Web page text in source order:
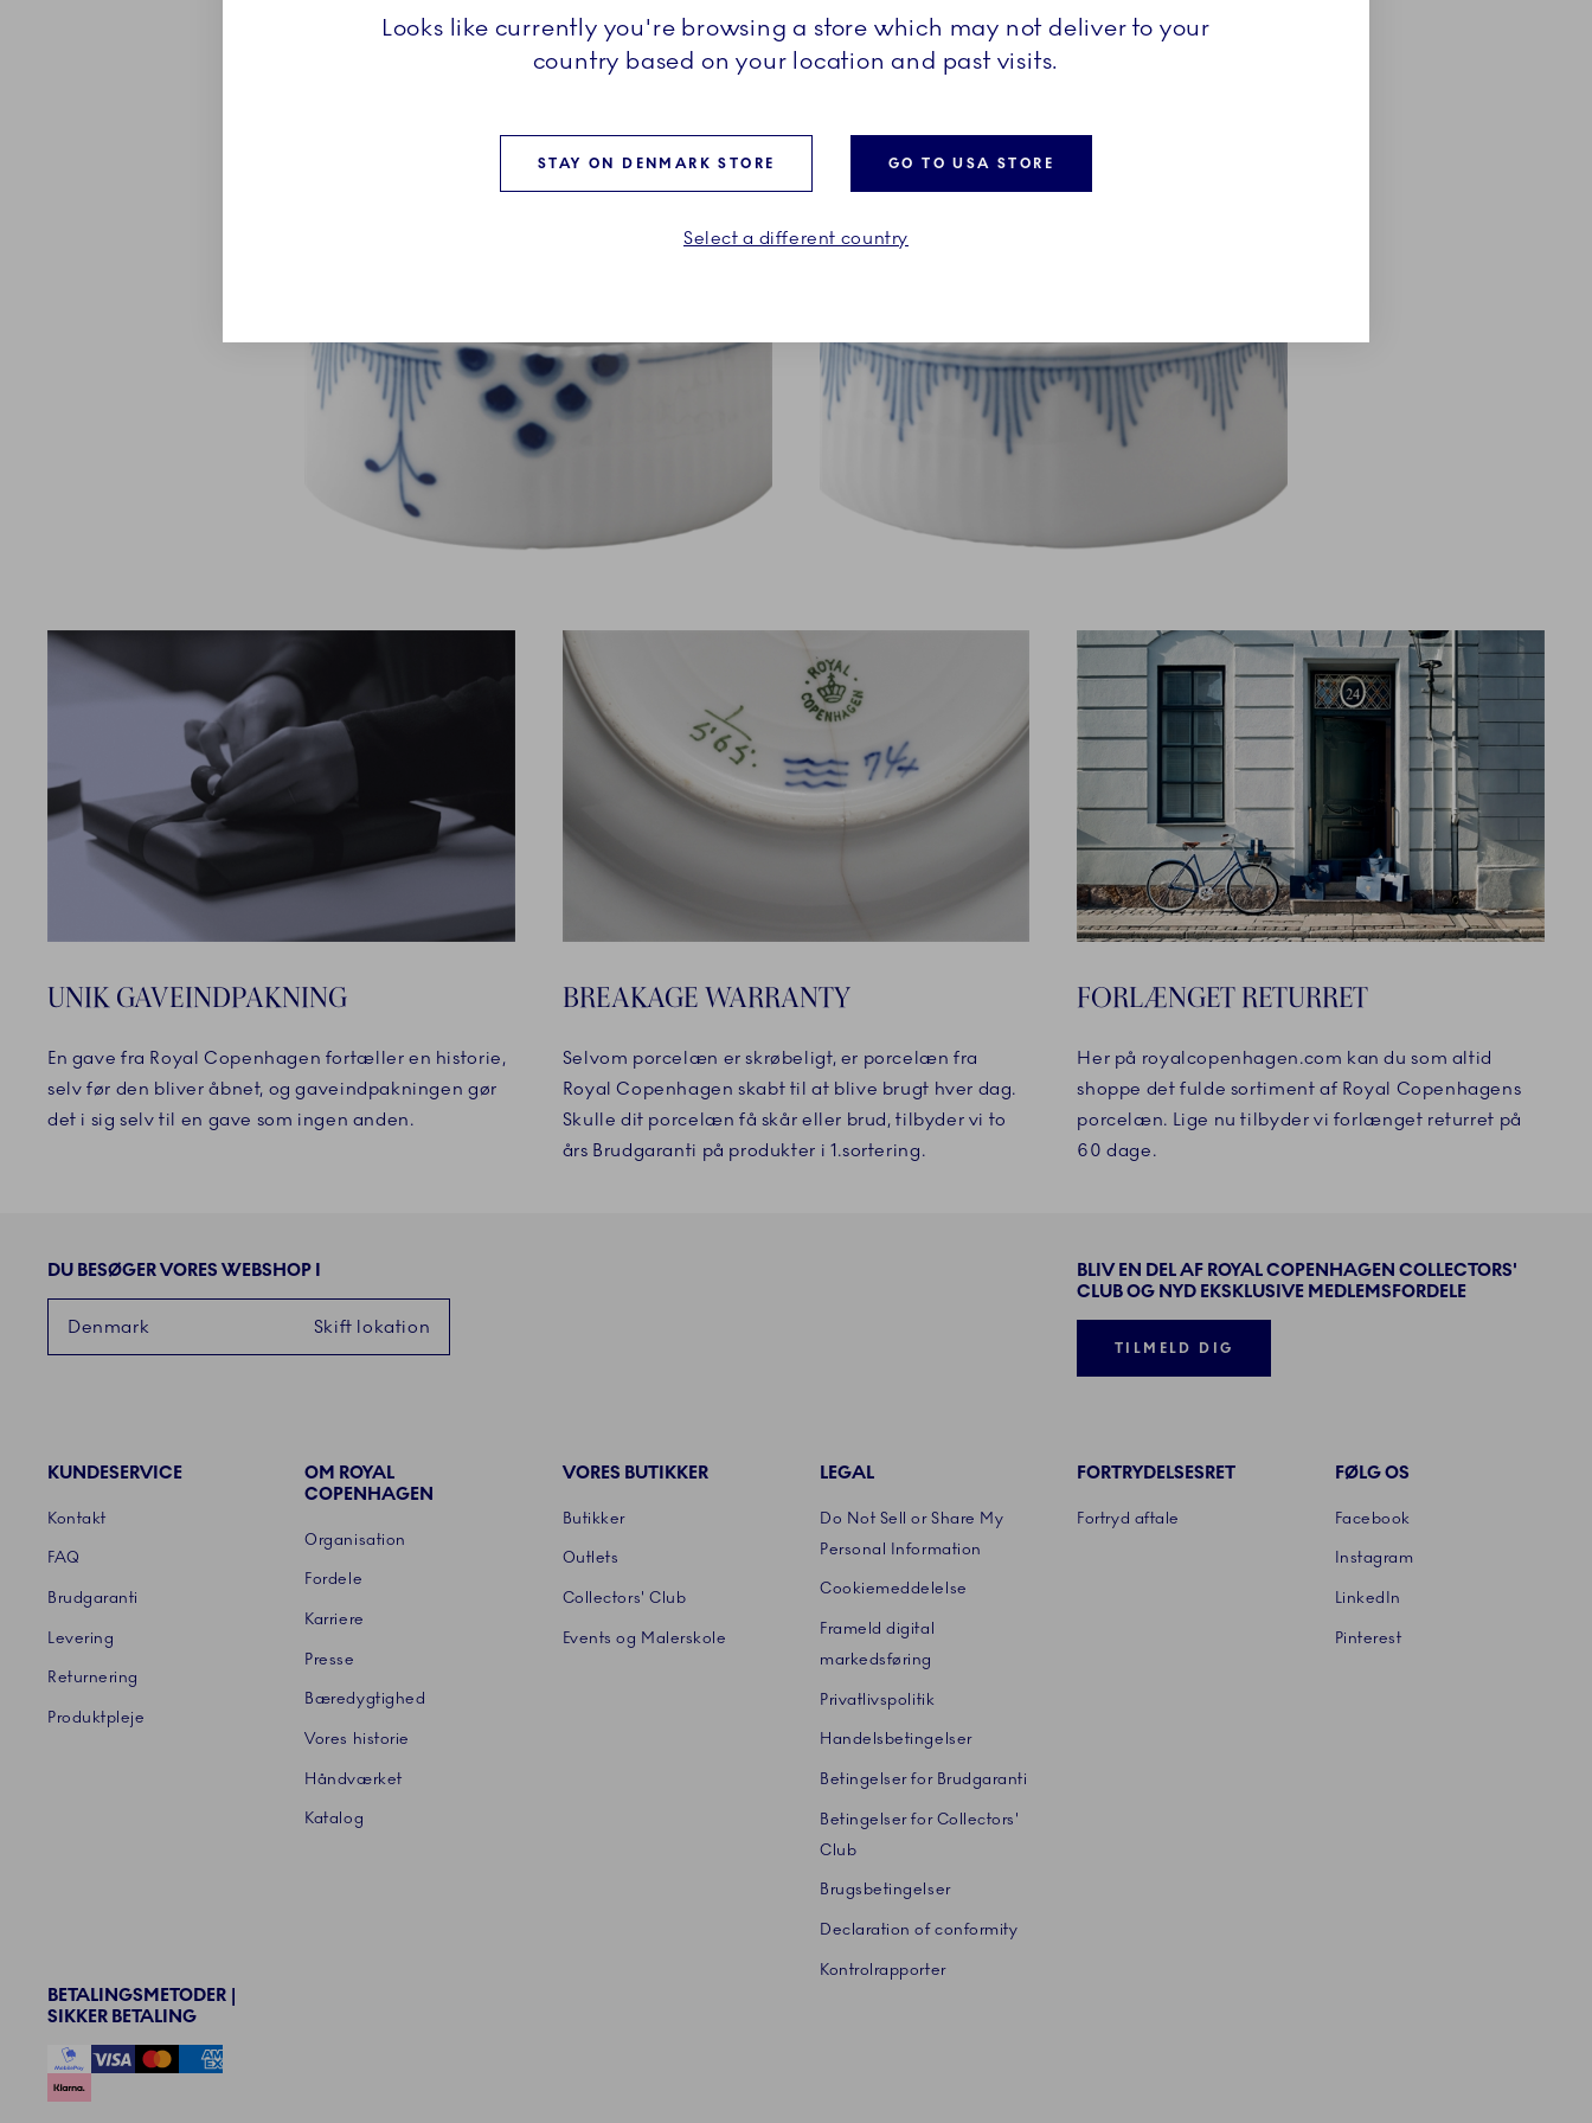
UNIK GAVEINDPAKNING
En gave fra Royal Copenhagen fortæller en historie,
selv før den bliver åbnet, og gaveindpakningen gør
det i sig selv til en gave som ingen anden.
BREAKAGE WARRANTY
Selvom porcelæn er skrøbeligt, er porcelæn fra
Royal Copenhagen skabt til at blive brugt hver dag.
Skulle dit porcelæn få skår eller brud, tilbyder vi to
års Brudgaranti på produkter i 1.sortering.
FORLÆNGET RETURRET
Her på royalcopenhagen.com kan du som altid
shoppe det fulde sortiment af Royal Copenhagens
porcelæn. Lige nu tilbyder vi forlænget returret på
60 dage.
DU BESØGER VORES WEBSHOP I
Denmark Skift lokation
BLIV EN DEL AF ROYAL COPENHAGEN COLLECTORS'
CLUB OG NYD EKSKLUSIVE MEDLEMSFORDELE
TILMELD DIG
KUNDESERVICE
Kontakt
FAQ
Brudgaranti
Levering
Returnering
Produktpleje
OM ROYAL
COPENHAGEN
Organisation
Fordele
Karriere
Presse
Bæredygtighed
Vores historie
Håndværket
Katalog
VORES BUTIKKER
Butikker
Outlets
Collectors' Club
Events og Malerskole
LEGAL
Do Not Sell or Share My
Personal Information
Cookiemeddelelse
Frameld digital
markedsføring
Privatlivspolitik
Handelsbetingelser
Betingelser for Brudgaranti
Betingelser for Collectors'
Club
Brugsbetingelser
Declaration of conformity
Kontrolrapporter
FORTRYDELSESRET
Fortryd aftale
FØLG OS
Facebook
Instagram
LinkedIn
Pinterest
BETALINGSMETODER |
SIKKER BETALING
Looks like currently you're browsing a store which may not deliver to your
country based on your location and past visits.
STAY ON DENMARK STORE GO TO USA STORE
Select a different country